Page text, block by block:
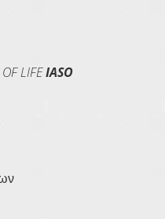
LIFEIASO